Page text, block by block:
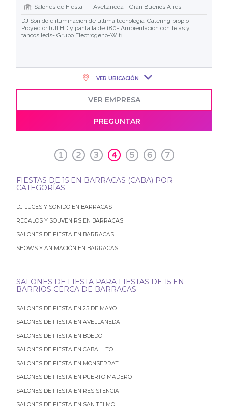
Salones de Fiesta
Avellaneda - Gran Buenos Aires
DJ Sonido e iluminación de ultima tecnología-Catering propio-
Proyector full HD y pantalla de 180- Ambientación con telas y
tahcos leds- Grupo Electrogeno-Wifi
VER UBICACIÓN
VER EMPRESA
PREGUNTAR
1 2 3 4 5 6 7
FIESTAS DE 15 EN BARRACAS (CABA) POR
CATEGORÍAS
DJ LUCES Y SONIDO EN BARRACAS
REGALOS Y SOUVENIRS EN BARRACAS
SALONES DE FIESTA EN BARRACAS
SHOWS Y ANIMACIÓN EN BARRACAS
SALONES DE FIESTA PARA FIESTAS DE 15 EN
BARRIOS CERCA DE BARRACAS
SALONES DE FIESTA EN 25 DE MAYO
SALONES DE FIESTA EN AVELLANEDA
SALONES DE FIESTA EN BOEDO
SALONES DE FIESTA EN CABALLITO
SALONES DE FIESTA EN MONSERRAT
SALONES DE FIESTA EN PUERTO MADERO
SALONES DE FIESTA EN RESISTENCIA
SALONES DE FIESTA EN SAN TELMO